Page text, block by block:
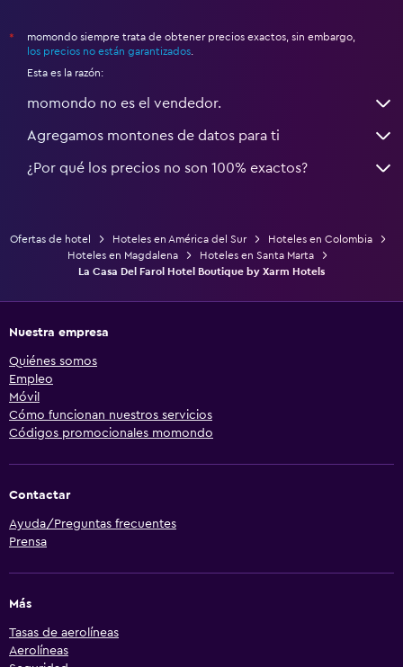
*
momondo siempre trata de obtener precios exactos, sin embargo,
los precios no están garantizados
Esta es la razón:
momondo no es el vendedor.
Agregamos montones de datos para ti
¿Por qué los precios no son 100% exactos?
Ofertas de hotel Hoteles en América del Sur
Hoteles en Colombia
Hoteles en Magdalena
Hoteles en Santa Marta
La Casa Del Farol Hotel Boutique by Xarm Hotels
Nuestra empresa
Quiénes somos
Empleo
Móvil
Cómo funcionan nuestros servicios
Códigos promocionales momondo
Contactar
Ayuda/Preguntas frecuentes
Prensa
Más
Tasas de aerolíneas
Aerolíneas